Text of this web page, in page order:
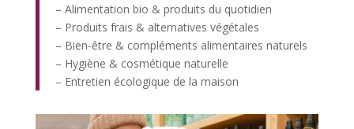
– Alimentation bio & produits du quotidien
– Produits frais & alternatives végétales
– Bien-être & compléments alimentaires naturels
– Hygiène & cosmétique naturelle
– Entretien écologique de la maison